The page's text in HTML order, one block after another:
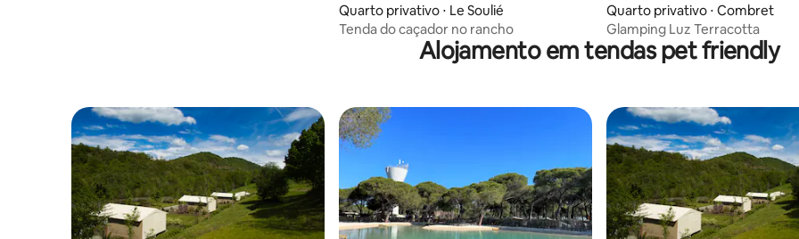
Quarto privativo ⋅ Le Soulié
Tenda do caçador no rancho
Quarto privativo ⋅ Combret
Glamping Luz Terracotta
Alojamento em tendas pet friendly